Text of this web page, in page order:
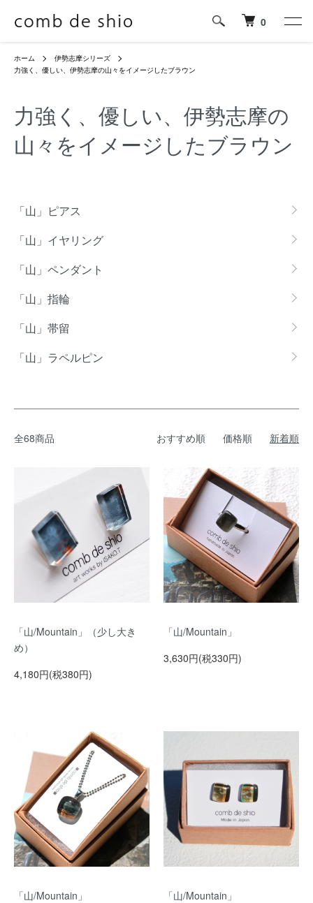
0
ホーム
伊勢志摩シリーズ
力強く、優しい、伊勢志摩の山々をイメージしたブラウン
力強く、優しい、伊勢志摩の
山々をイメージしたブラウン
「山」ピアス
「山」イヤリング
「山」ペンダント
「山」指輪
「山」帯留
「山」ラペルピン
全68商品 おすすめ順 価格順 新着順
「山/Mountain」（少し大き
め）
4,180円(税380円)
「山/Mountain」
3,630円(税330円)
「山/Mountain」
「山/Mountain」